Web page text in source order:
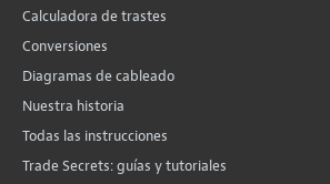
Calculadora de trastes
Conversiones
Diagramas de cableado
Nuestra historia
Todas las instrucciones
Trade Secrets: guías y tutoriales